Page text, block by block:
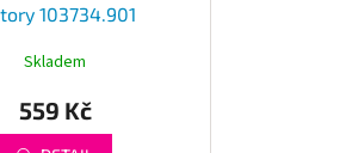
103734.901
Skladem
559 Kč